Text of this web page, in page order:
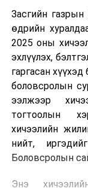
Засгийн
өдрийн
2025 оны
эхлүүлэх,
гаргасан
боловсролын
ээлжээр
тогтоолын
хичээлийн
нийт,
Боловсролын
Энэ